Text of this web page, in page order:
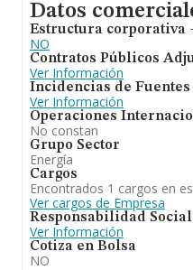
Datos
Estructura corporativa
NO
Contratos Públicos
Ver Información
Incidencias de
Ver Información
Operaciones
No constan
Grupo Sector
Energía
Cargos
Encontrados 1 cargos en
Ver cargos de Empresa
Responsabilidad
Ver Información
Cotiza en Bolsa
NO